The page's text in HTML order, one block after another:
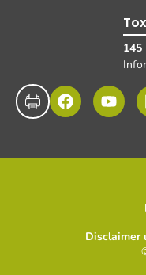
145
Disclaimer